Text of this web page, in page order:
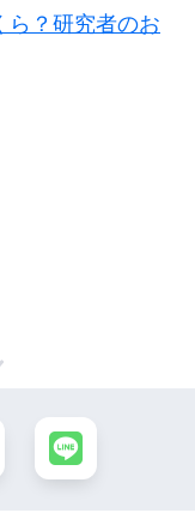
ら？研究者のお